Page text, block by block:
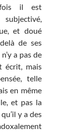
il est
et doué
de ses
a pas de
écrit, mais
telle
en même
et pas la
y a des